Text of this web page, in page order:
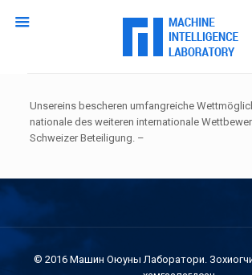
Unsereins bescheren umfangreiche
nationale des weiteren internationale
Schweizer Beteiligung. –
© 2016 Машин Оюуны Лаборатори.